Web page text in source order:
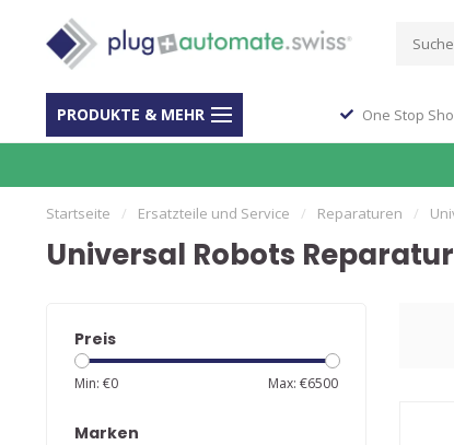
PRODUKTE & MEHR
40 Jahre Erfahrung One Stop
Startseite / Ersatzteile und Service / Reparaturen /
Universal Robots
Preis
Min: €0 Max: €6500
Marken